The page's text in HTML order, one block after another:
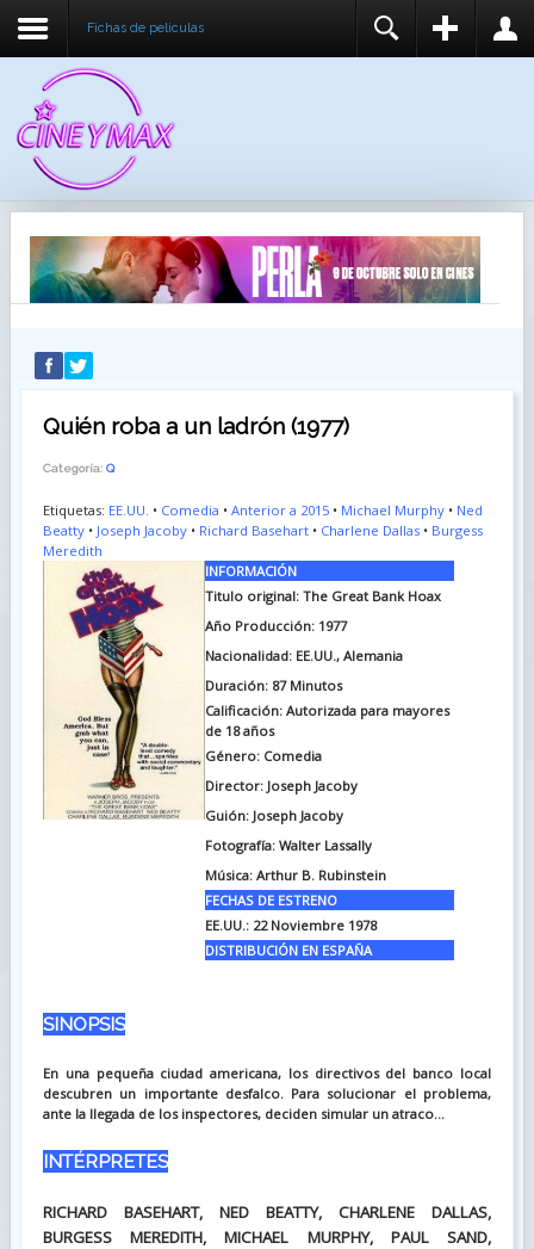
Fichas de peliculas
RECUÉRDEME
IDENTIFICARSE
REGISTER
Quién roba a un ladrón (1977)
Categoría: Q
Etiquetas: EE.UU. • Comedia • Anterior a 2015• Michael Murphy• Ned
Beatty• Joseph Jacoby• Richard Basehart• Charlene Dallas• Burgess
Meredith
INFORMACIÓN
Titulo original: The Great Bank Hoax
Año Producción: 1977
Nacionalidad: EE.UU., Alemania
Duración: 87 Minutos
Calificación: Autorizada para mayores
de 18 años
Género: Comedia
Director: Joseph Jacoby
Guión: Joseph Jacoby
Fotografía: Walter Lassally
Música: Arthur B. Rubinstein
FECHAS DE ESTRENO
EE.UU.: 22 Noviembre 1978
DISTRIBUCIÓN EN ESPAÑA
SINOPSIS
En una pequeña ciudad americana, los directivos del banco local
descubren un importante desfalco. Para solucionar el problema,
ante la llegada de los inspectores, deciden simular un atraco...
INTÉRPRETES
RICHARD BASEHART, NED BEATTY, CHARLENE DALLAS,
BURGESS MEREDITH, MICHAEL MURPHY, PAUL SAND,